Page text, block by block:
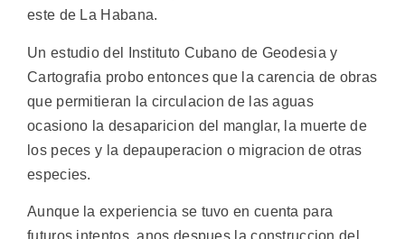
este de La Habana.
Un estudio del Instituto Cubano de Geodesia y
Cartografia probo entonces que la carencia de obras
que permitieran la circulacion de las aguas
ocasiono la desaparicion del manglar, la muerte de
los peces y la depauperacion o migracion de otras
especies.
Aunque la experiencia se tuvo en cuenta para